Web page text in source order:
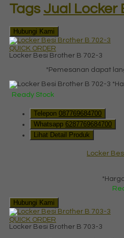
Tags Jual Locker
Hubungi Kami
QUICK ORDER
Locker Besi Brother B 702-3
*Pemesanan dapat
Ready Stock
Telepon 087769684700
Whatsapp 6287769684700
Lihat Detail Produk
Locker
Hubungi Kami
QUICK ORDER
Locker Besi Brother B 703-3